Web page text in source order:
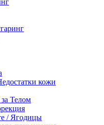
кожи
Телом
/ Ягодицы